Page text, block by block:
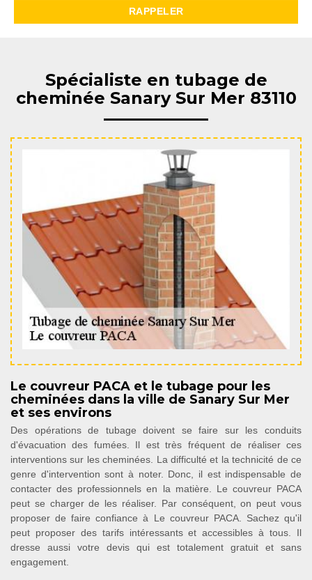
Spécialiste en tubage de
cheminée Sanary Sur Mer 83110
Le couvreur PACA et le tubage pour les
cheminées dans la ville de Sanary Sur Mer
et ses environs
Des opérations de tubage doivent se faire sur les conduits
d'évacuation des fumées. Il est très fréquent de réaliser ces
interventions sur les cheminées. La difficulté et la technicité de ce
genre d'intervention sont à noter. Donc, il est indispensable de
contacter des professionnels en la matière. Le couvreur PACA
peut se charger de les réaliser. Par conséquent, on peut vous
proposer de faire confiance à Le couvreur PACA. Sachez qu'il
peut proposer des tarifs intéressants et accessibles à tous. Il
dresse aussi votre devis qui est totalement gratuit et sans
engagement.